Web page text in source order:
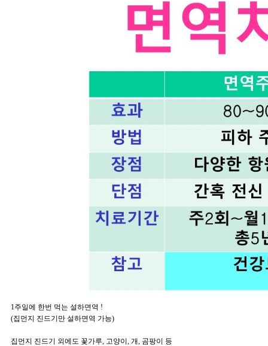
1주일에 한번 먹는 설하면역 !
(집먼지 진드기만 설하면역 가능)
집먼지 진드기 외에도 꽃가루, 고양이, 개, 곰팡이 등